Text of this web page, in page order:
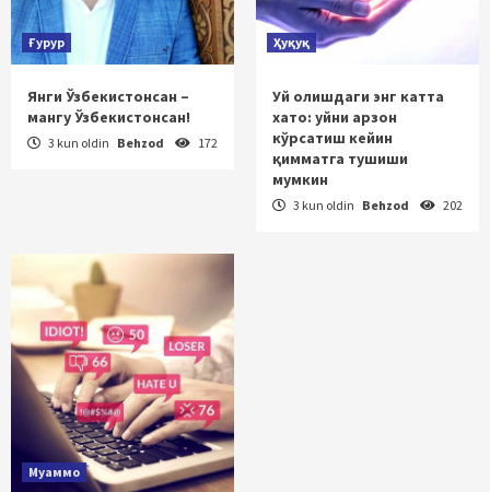
Ғурур
Янги Ўзбекистонсан –
мангу Ўзбекистонсан!
3 kun oldin Behzod 172
Ҳуқуқ
Уй олишдаги энг катта
хато: уйни арзон
кўрсатиш кейин
қимматга тушиши
мумкин
3 kun oldin Behzod 202
Муаммо